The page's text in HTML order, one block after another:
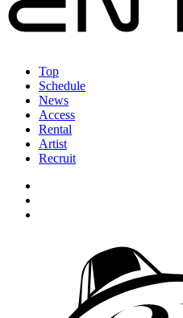
Top
Schedule
News
Access
Rental
Artist
Recruit